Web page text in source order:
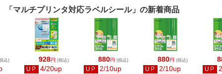
「マルチプリンタ対応ラベルシール」の新着商品
928円 (税込)
UP 4/20up
880円 (税込)
UP 2/10up
880円 (税込)
UP 2/10up UP
込)